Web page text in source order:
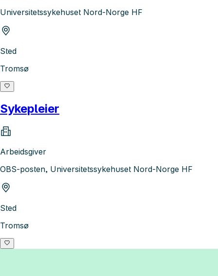
Universitetssykehuset Nord-Norge HF
Sted
Tromsø
Sykepleier
Arbeidsgiver
OBS-posten, Universitetssykehuset Nord-Norge HF
Sted
Tromsø